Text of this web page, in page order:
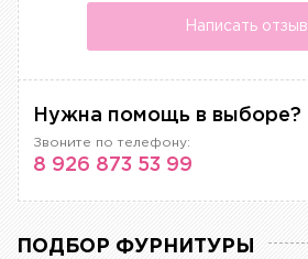
Написать отзыв
Нужна помощь в выборе?
Звоните по телефону:
8 926 873 53 99
ПОДБОР ФУРНИТУРЫ